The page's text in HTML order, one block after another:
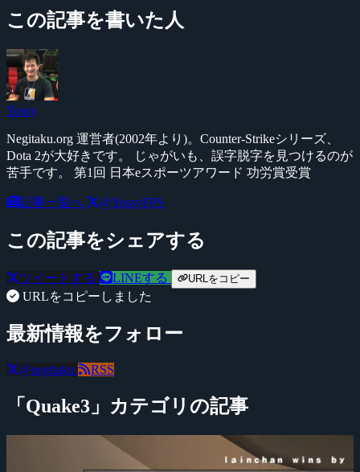
この記事を書いた人
Yossy
Negitaku.org 運営者(2002年より)。Counter-Strikeシリーズ、
Dota 2が大好きです。 じゃがいも、誤字脱字を見つけるのが
苦手です。 第1回 日本eスポーツアワード 功労賞受賞
記事一覧へ @YossyFPS
この記事をシェアする
ツイートする LINEする URLをコピー
URLをコピーしました
最新情報をフォロー
@negitaku RSS
「Quake3」カテゴリの記事